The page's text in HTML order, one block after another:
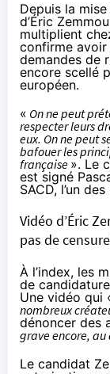
Depuis la
d’Éric
multiplient
confirme avoir
demandes de
encore scellé
européen.
« On ne peut
respecter leurs
eux. On ne peut
bafouer les
française ». Le
est signé
SACD, l’un
Vidéo d’Éric
pas de
À l’index, les
de
Une vidéo qui
nombreux
dénoncer des
grave encore,
Le candidat